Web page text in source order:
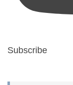
Subscribe